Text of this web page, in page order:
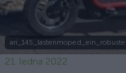
21. ledna 2022